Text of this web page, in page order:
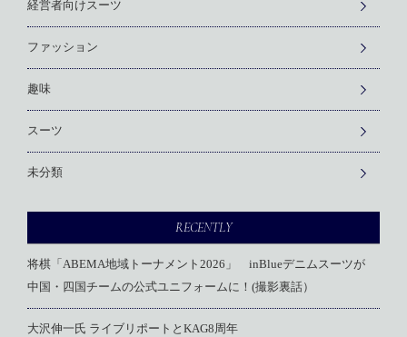
経営者向けスーツ
ファッション
趣味
スーツ
未分類
RECENTLY
将棋「ABEMA地域トーナメント2026」 inBlueデニムスーツが
中国・四国チームの公式ユニフォームに！(撮影裏話）
大沢伸一氏 ライブリポートとKAG8周年